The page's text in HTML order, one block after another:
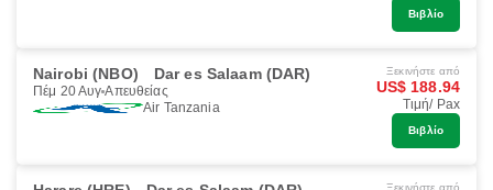
Βιβλίο
Nairobi (NBO) Dar es Salaam (DAR)
Πέμ 20 Αυγ Απευθείας
Air Tanzania
Ξεκινήστε από
US$ 188.94
Τιμή/ Pax
Βιβλίο
Ξεκινήστε από